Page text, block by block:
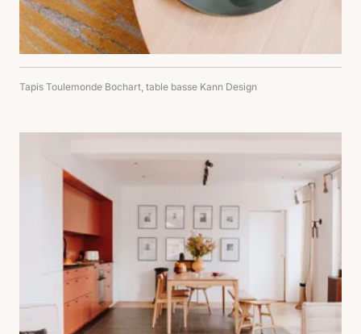
Tapis Toulemonde Bochart, table basse Kann Design